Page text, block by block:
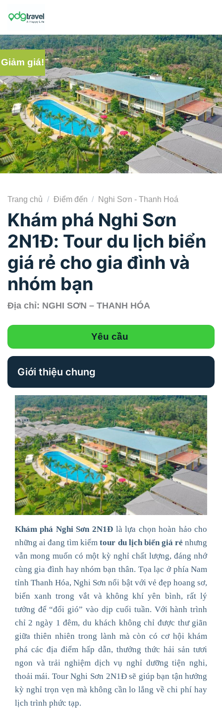
Giảm giá!
Trang chủ / Điểm đến / Nghi Sơn - Thanh Hoá
Khám phá Nghi Sơn
2N1Đ: Tour du lịch biển
giá rẻ cho gia đình và
nhóm bạn
Địa chỉ: NGHI SƠN – THANH HÓA
Yêu cầu
Giới thiệu chung
Khám phá Nghi Sơn 2N1Đlà lựa chọn hoàn hảo cho
những ai đang tìm kiếmtour du lịch biển giá rẻ nhưng
vẫn mong muốn có một kỳ nghỉ chất lượng, đáng nhớ
cùng gia đình hay nhóm bạn thân. Tọa lạc ở phía Nam
tỉnh Thanh Hóa, Nghi Sơn nổi bật với vẻ đẹp hoang sơ,
biển xanh trong vắt và không khí yên bình, rất lý
tưởng để “đổi gió” vào dịp cuối tuần. Với hành trình
chỉ 2 ngày 1 đêm, du khách không chỉ được thư giãn
giữa thiên nhiên trong lành mà còn có cơ hội khám
phá các địa điểm hấp dẫn, thưởng thức hải sản tươi
ngon và trải nghiệm dịch vụ nghỉ dưỡng tiện nghi,
thoải mái. Tour Nghi Sơn 2N1Đ sẽ giúp bạn tận hưởng
kỳ nghỉ trọn vẹn mà không cần lo lắng về chi phí hay
lịch trình phức tạp.